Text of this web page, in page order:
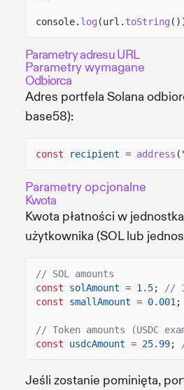
console. log (url. toString
Parametry adresu URL
Parametry wymagane
Odbiorca
Adres portfela Solana
base58):
const recipient = address (
Parametry opcjonalne
Kwota
Kwota płatności w
użytkownika (SOL lub
// SOL amounts
const
solAmount = 1.5;
//
const
smallAmount = 0.001 ;
// Token amounts (USDC
const
usdcAmount = 25.99;
Jeśli zostanie pominięta,